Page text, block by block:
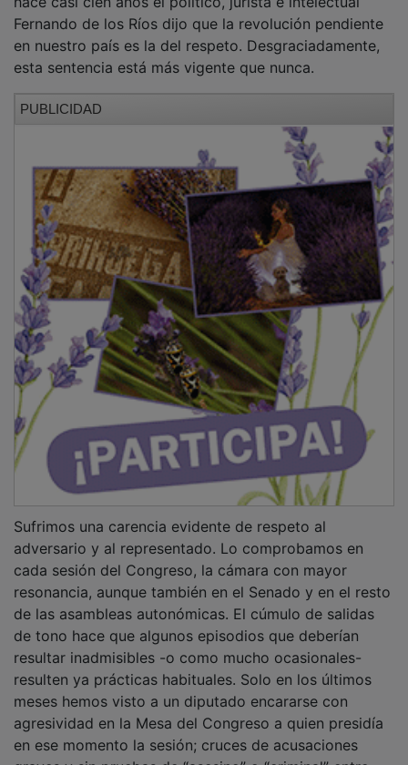
Fernando de los Ríos dijo que la revolución pendiente
en nuestro país es la del respeto. Desgraciadamente,
esta sentencia está más vigente que nunca.
adversario y al representado. Lo comprobamos en
cada sesión del Congreso, la cámara con mayor
resonancia, aunque también en el Senado y en el resto
de las asambleas autonómicas. El cúmulo de salidas
de tono hace que algunos episodios que deberían
resultar inadmisibles -o como mucho ocasionales-
resulten ya prácticas habituales. Solo en los últimos
meses hemos visto a un diputado encararse con
agresividad en la Mesa del Congreso a quien presidía
en ese momento la sesión; cruces de acusaciones
graves y sin pruebas de “asesino” o “criminal” entre